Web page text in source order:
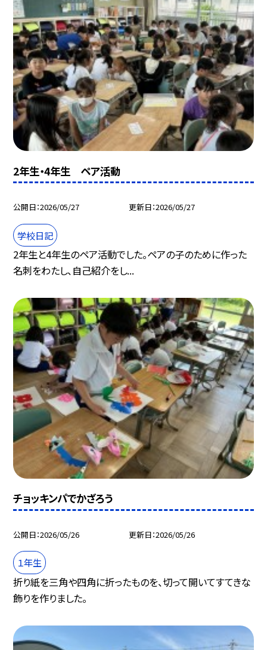
2年生・4年生 ペア活動
公開日 2026/05/27 更新日 2026/05/27
学校日記
2年生と4年生のペア活動でした。ペアの子のために作った
名刺をわたし、自己紹介をし...
チョッキンパでかざろう
公開日 2026/05/26 更新日 2026/05/26
１年生
折り紙を三角や四角に折ったものを、切って開いてすてきな
飾りを作りました。